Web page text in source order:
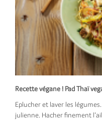
Recette végane ! Pad Thaï
Eplucher et laver les légumes.
julienne. Hacher finement